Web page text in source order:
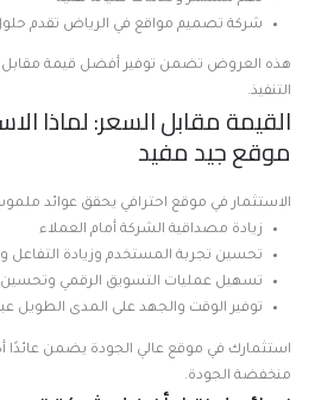
شركة تصميم مواقع في الرياض تقدم
هذه العروض تضمن توفير أفضل قيمة مقابل
التنفيذ.
القيمة مقابل السعر: لماذا
موقع جيد مفيد
الاستثمار في موقع احترافي يحقق عوائد
زيادة مصداقية الشركة أمام العملاء
تحسين تجربة المستخدم وزيادة التفاعل
تسهيل عمليات التسويق الرقمي وتحسين
توفير الوقت والجهد على المدى الطويل
استثمارك في موقع عالي الجودة يضمن عائدًا
منخفضة الجودة.